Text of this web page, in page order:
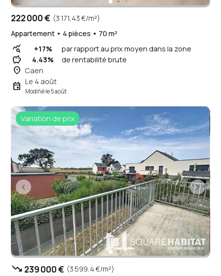
222 000 € (3 171,43 €/m²)
Appartement • 4 pièces • 70 m²
query_stats +17% par rapport au prix moyen dans la zone
savings 4.43% de rentabilité brute
place Caen
event Le 4 août
Modifié le 5 août
Variation de prix
trending_down 239 000 € (3 599,4 €/m²)